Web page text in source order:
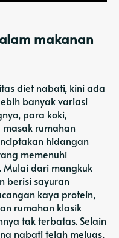
makanan
diet nabati, kini ada
banyak variasi
para koki,
rumahan
hidangan
memenuhi
Mulai dari mangkuk
berisi sayuran
kaya protein,
rumahan klasik
tak terbatas. Selain
nabati telah meluas,